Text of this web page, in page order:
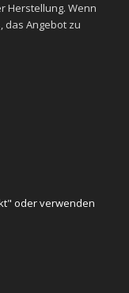
Herstellung. Wenn
das Angebot zu
oder verwenden